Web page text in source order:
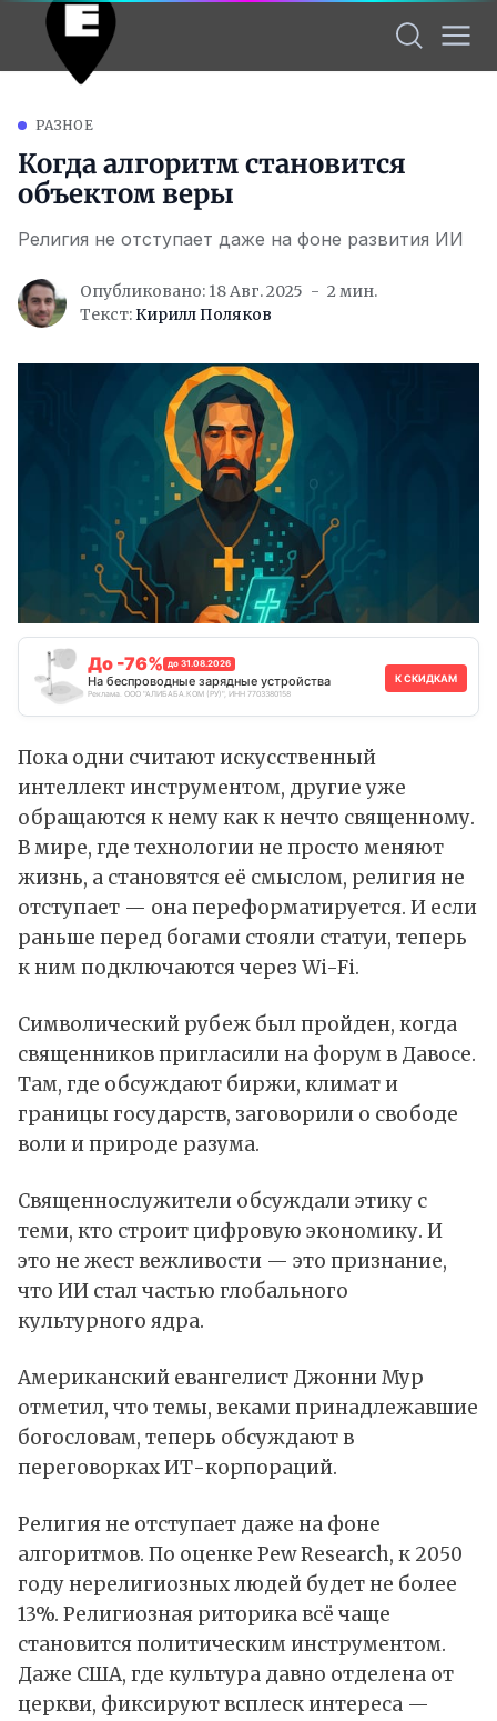
РАЗНОЕ
Когда алгоритм становится
объектом веры
Религия не отступает даже на фоне развития ИИ
Опубликовано: 18 Авг. 2025
2 мин.
Текст: Кирилл Поляков
До -76% до 31.08.2026
На беспроводные зарядные устройства
Реклама. ООО "АЛИБАБА.КОМ (РУ)", ИНН 7703380158
К СКИДКАМ
Пока одни считаютискусственный
интеллектинструментом, другие уже
обращаются к нему как к нечто священному.
В мире, где технологии не просто меняют
жизнь, а становятся её смыслом, религия не
отступает — она переформатируется. И если
раньше перед богами стояли статуи, теперь
к ним подключаются через Wi-Fi.
Символический рубеж был пройден, когда
священников пригласили на форум в Давосе.
Там, где обсуждают биржи, климат и
границы государств, заговорили о свободе
воли и природе разума.
Священнослужители обсуждали этику с
теми, кто строит цифровую экономику. И
это не жест вежливости — это признание,
что ИИ стал частью глобального
культурного ядра.
Американский евангелист Джонни Мур
отметил, что темы, веками принадлежавшие
богословам, теперь обсуждают в
переговорках ИТ-корпораций.
Религия не отступает даже на фоне
алгоритмов. По оценке Pew Research, к 2050
году нерелигиозных людей будет не более
13%. Религиозная риторика всё чаще
становится политическим инструментом.
Даже США, где культура давно отделена от
церкви, фиксируют всплеск интереса —